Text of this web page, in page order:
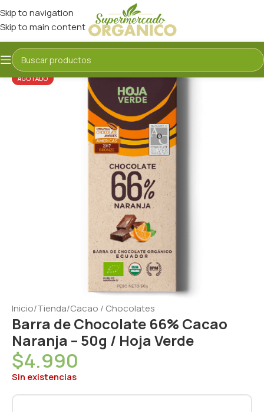
Skip to navigation
Skip to main content
AGOTADO
Inicio/Tienda/Cacao / Chocolates
Barra de Chocolate 66% Cacao
Naranja – 50g / Hoja Verde
$4.990
Sin existencias